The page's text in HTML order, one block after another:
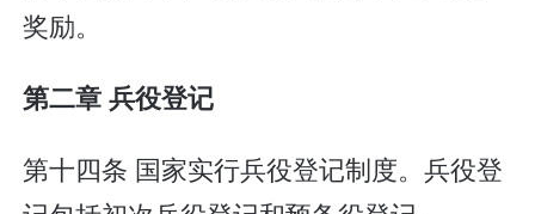
奖励。
第二章 兵役登记
第十四条 国家实行兵役登记制度。兵役登